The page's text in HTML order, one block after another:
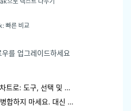
빠른 비교
를 업그레이드하세요
2026년 AI로 엑셀에서 차트로: 도구, 선택 및 검토 확인
Excel 파일을 수동으로 병합하지 마세요. 대신 한 문장으로 처리하세요.